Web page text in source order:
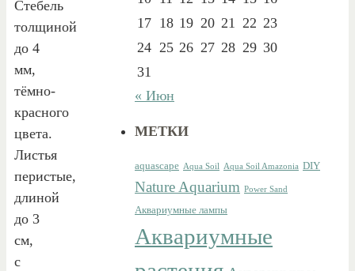
Стебель
толщиной
до 4
мм,
тёмно-
красного
цвета.
Листья
перистые,
длиной
до 3
см,
с
17 18 19 20 21 22 23
24 25 26 27 28 29 30
31
« Июн
МЕТКИ
aquascape Aqua Soil Aqua Soil Amazonia DIY
Nature Aquarium Power Sand
Аквариумные лампы
Аквариумные